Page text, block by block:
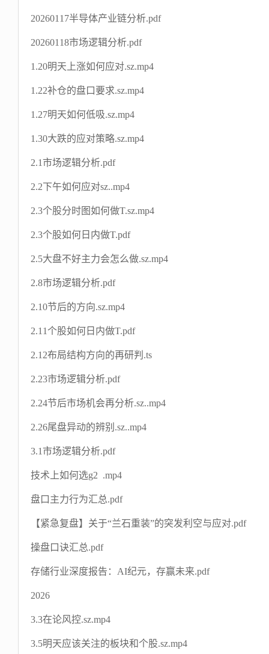
20260117半导体产业链分析.pdf
20260118市场逻辑分析.pdf
1.20明天上涨如何应对.sz.mp4
1.22补仓的盘口要求.sz.mp4
1.27明天如何低吸.sz.mp4
1.30大跌的应对策略.sz.mp4
2.1市场逻辑分析.pdf
2.2下午如何应对sz..mp4
2.3个股分时图如何做T.sz.mp4
2.3个股如何日内做T.pdf
2.5大盘不好主力会怎么做.sz.mp4
2.8市场逻辑分析.pdf
2.10节后的方向.sz.mp4
2.11个股如何日内做T.pdf
2.12布局结构方向的再研判.ts
2.23市场逻辑分析.pdf
2.24节后市场机会再分析.sz..mp4
2.26尾盘异动的辨别.sz..mp4
3.1市场逻辑分析.pdf
技术上如何选g2 .mp4
盘口主力行为汇总.pdf
【紧急复盘】关于“兰石重装”的突发利空与应对.pdf
操盘口诀汇总.pdf
存储行业深度报告：AI纪元，存赢未来.pdf
2026
3.3在论风控.sz.mp4
3.5明天应该关注的板块和个股.sz.mp4